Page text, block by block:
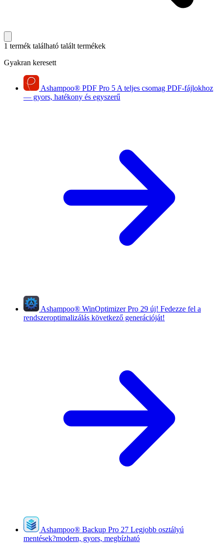
1 termék található talált termékek
Gyakran keresett
Ashampoo® PDF Pro 5 A teljes csomag PDF-fájlokhoz
— gyors, hatékony és egyszerű
Ashampoo® WinOptimizer Pro 29 új! Fedezze fel a
rendszeroptimalizálás következő generációját!
Ashampoo® Backup Pro 27 Legjobb osztályú
mentések?modern, gyors, megbízható